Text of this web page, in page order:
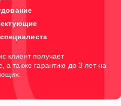
клиент получает
а также гарантию до 3 лет на